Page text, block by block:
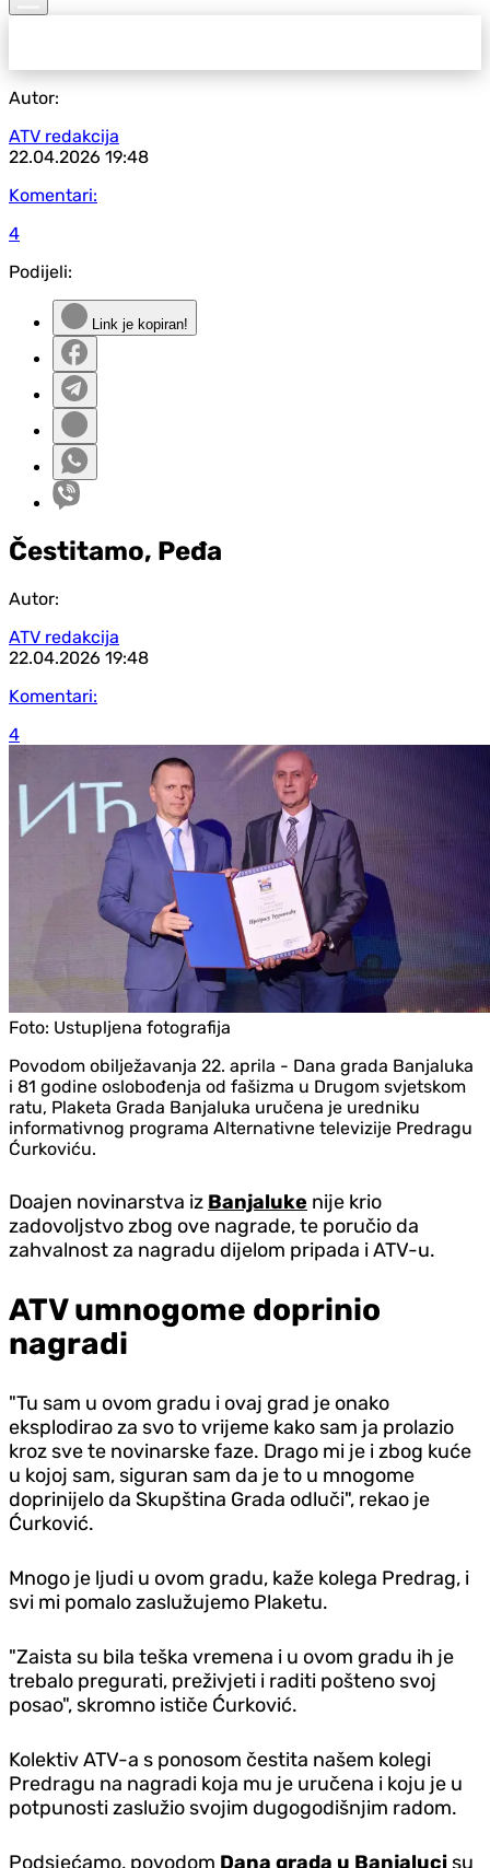
Autor:
ATV redakcija
22.04.2026 19:48
Komentari:
4
Podijeli:
Link je kopiran!
Čestitamo, Peđa
Autor:
ATV redakcija
22.04.2026 19:48
Komentari:
4
Foto: Ustupljena fotografija
Povodom obilježavanja 22. aprila - Dana grada Banjaluka
i 81 godine oslobođenja od fašizma u Drugom svjetskom
ratu, Plaketa Grada Banjaluka uručena je uredniku
informativnog programa Alternativne televizije Predragu
Ćurkoviću.
Doajen novinarstva iz Banjaluke nije krio
zadovoljstvo zbog ove nagrade, te poručio da
zahvalnost za nagradu dijelom pripada i ATV-u.
ATV umnogome doprinio
nagradi
"Tu sam u ovom gradu i ovaj grad je onako
eksplodirao za svo to vrijeme kako sam ja prolazio
kroz sve te novinarske faze. Drago mi je i zbog kuće
u kojoj sam, siguran sam da je to u mnogome
doprinijelo da Skupština Grada odluči", rekao je
Ćurković.
Mnogo je ljudi u ovom gradu, kaže kolega Predrag, i
svi mi pomalo zaslužujemo Plaketu.
"Zaista su bila teška vremena i u ovom gradu ih je
trebalo pregurati, preživjeti i raditi pošteno svoj
posao", skromno ističe Ćurković.
Kolektiv ATV-a s ponosom čestita našem kolegi
Predragu na nagradi koja mu je uručena i koju je u
potpunosti zaslužio svojim dugogodišnjim radom.
Podsjećamo, povodom Dana grada u Banjaluci su